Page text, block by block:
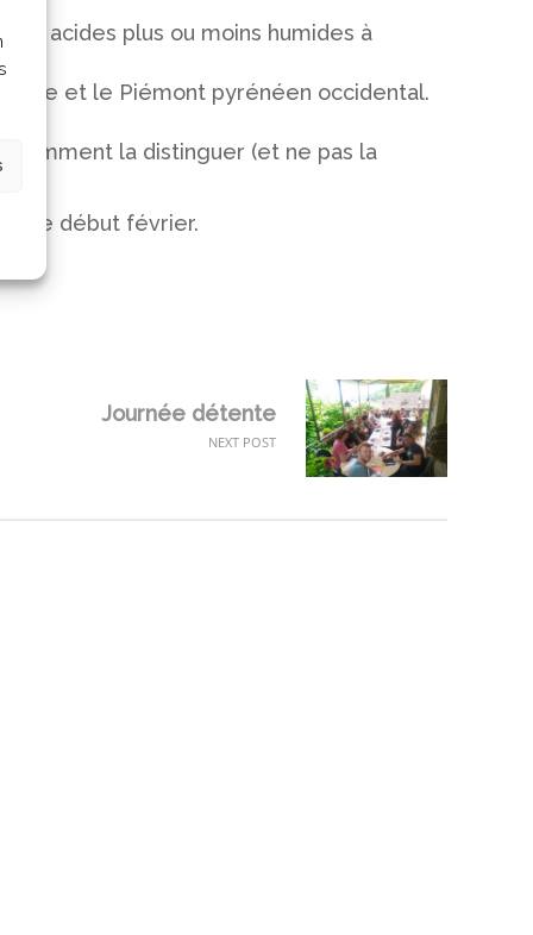
acides plus ou moins humides à
et le Piémont pyrénéen occidental.
comment la distinguer (et ne pas la
début février.
Journée détente
NEXT POST